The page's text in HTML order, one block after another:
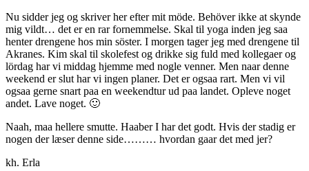
Nu sidder jeg og skriver her efter mit möde. Behöver ikke at skynde
mig vildt… det er en rar fornemmelse. Skal til yoga inden jeg saa
henter drengene hos min söster. I morgen tager jeg med drengene til
Akranes. Kim skal til skolefest og drikke sig fuld med kollegaer og
lördag har vi middag hjemme med nogle venner. Men naar denne
weekend er slut har vi ingen planer. Det er ogsaa rart. Men vi vil
ogsaa gerne snart paa en weekendtur ud paa landet. Opleve noget
andet. Lave noget. 🙂
Naah, maa hellere smutte. Haaber I har det godt. Hvis der stadig er
nogen der læser denne side……… hvordan gaar det med jer?
kh. Erla